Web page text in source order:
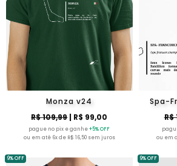
Monza v24
R$ 109,99| R$ 99,00
pague no pix e ganhe+5% OFF
ou em até 6x de R$ 16,50 sem juros
Spa-
R$
ou em
9% OFF 9% OFF